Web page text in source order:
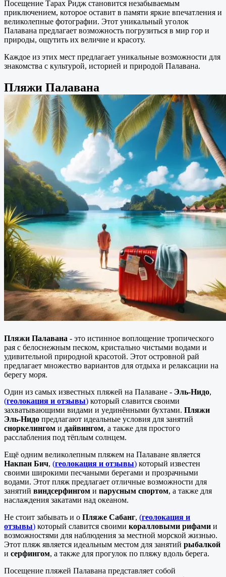
Посещение Тарах Ридж становится незабываемым
приключением, которое оставит в памяти яркие впечатления и
великолепные фотографии. Этот уникальный уголок
Палавана предлагает возможность погрузиться в мир гор и
природы, ощутить их величие и красоту.
Каждое из этих мест предлагает уникальные возможности для
знакомства с культурой, историей и природой Палавана.
Пляжи Палавана
Пляжи Палавана - это истинное воплощение тропического
рая с белоснежным песком, кристально чистыми водами и
удивительной природной красотой. Этот островной рай
предлагает множество вариантов для отдыха и релаксации на
берегу моря.
Один из самых известных пляжей на Палаване - Эль-Нидо,
(геолокация и отзывы) который славится своими
захватывающими видами и уединёнными бухтами. Пляжи
Эль-Нидо предлагают идеальные условия для занятий
сноркелингом и дайвингом, а также для простого
расслабления под тёплым солнцем.
Ещё одним великолепным пляжем на Палаване является
Накпан Бич, (геолокация и отзывы) который известен
своими широкими песчаными берегами и прозрачными
водами. Этот пляж предлагает отличные возможности для
занятий виндсерфингом и парусным спортом, а также для
наслаждения закатами над океаном.
Не стоит забывать и о Пляже Сабанг, (геолокация и
отзывы) который славится своими коралловыми рифами и
возможностями для наблюдения за местной морской жизнью.
Этот пляж является идеальным местом для занятий рыбалкой
и серфингом, а также для прогулок по пляжу вдоль берега.
Посещение пляжей Палавана представляет собой